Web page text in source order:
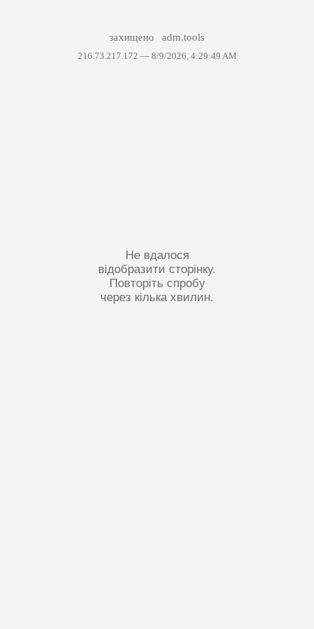
захищено adm.tools
216.73.217.172 — 8/9/2026, 4:29:49 AM
Не вдалося
відобразити сторінку.
Повторіть спробу
через кілька хвилин.